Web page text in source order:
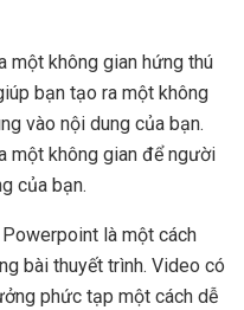
một không gian hứng thú
bạn tạo ra một không
vào nội dung của bạn.
một không gian để người
của bạn.
là một cách
bài thuyết trình. Video có
phức tạp một cách dễ